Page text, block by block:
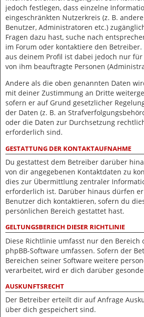
jedoch festlegen, dass einzelne
eingeschränkten Nutzerkreis (z. B.
Benutzer, Administratoren etc.)
Fragen dazu hast, suche nach
im Forum oder kontaktiere den Betreiber.
aus deinem Profil ist dabei jedoch nur
von ihm beauftragte Personen
Andere als die oben genannten Daten
mit deiner Zustimmung an Dritte
sofern er auf Grund gesetzlicher
der Daten (z. B. an
oder die Daten zur Durchsetzung
erforderlich sind.
GESTATTUNG DER KONTAKTAUFNAHME
Du gestattest dem Betreiber darüber
von dir angegebenen Kontaktdaten zu
dies zur Übermittlung zentraler
erforderlich ist. Darüber hinaus dürfen
Benutzer dich kontaktieren, sofern du
persönlichen Bereich gestattet hast.
GELTUNGSBEREICH DIESER RICHTLINIE
Diese Richtlinie umfasst nur den Bereich
phpBB-Software umfassen. Sofern der
Bereichen seiner Software weitere
verarbeitet, wird er dich darüber
AUSKUNFTSRECHT
Der Betreiber erteilt dir auf Anfrage
über dich gespeichert sind.